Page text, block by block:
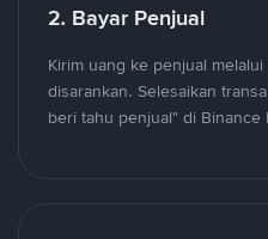
2. Bayar Penjual
Kirim uang ke penjual
disarankan. Selesaikan
beri tahu penjual" di Binance